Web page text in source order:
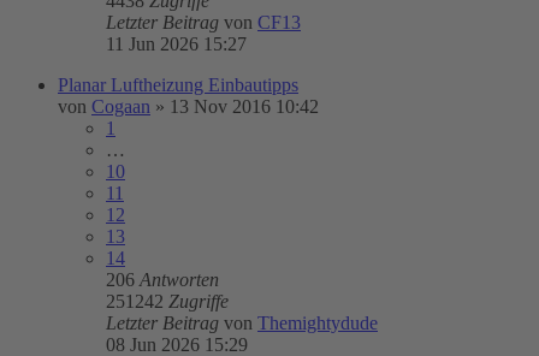
Letzter Beitrag von CF13
11 Jun 2026 15:27
Planar Luftheizung Einbautipps
von Cogaan » 13 Nov 2016 10:42
1
…
10
11
12
13
14
206 Antworten
251242 Zugriffe
Letzter Beitrag von Themightydude
08 Jun 2026 15:29